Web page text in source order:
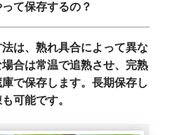
て保存するの？
は、熟れ具合によって異な
合は常温で追熟させ、完熟
で保存します。長期保存し
可能です。